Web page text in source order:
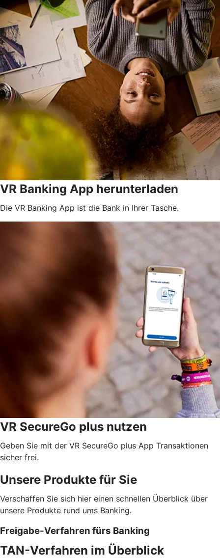
VR Banking App herunterladen
Die VR Banking App ist die Bank in Ihrer Tasche.
VR SecureGo plus nutzen
Geben Sie mit der VR SecureGo plus App Transaktionen
sicher frei.
Unsere Produkte für Sie
Verschaffen Sie sich hier einen schnellen Überblick über
unsere Produkte rund ums Banking.
Freigabe-Verfahren fürs Banking
TAN-Verfahren im Überblick